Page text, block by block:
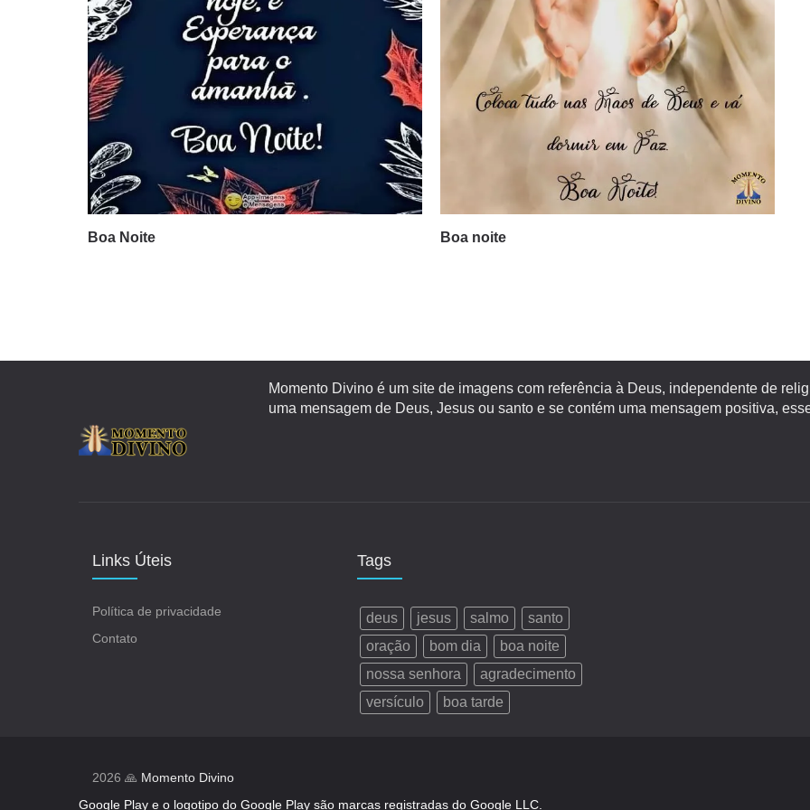
Boa Noite Boa noite
Momento Divino é um site de imagens com referência à Deus, independente de
uma mensagem de Deus, Jesus ou santo e se contém uma mensagem positiva,
Links Úteis
Política de privacidade
Contato
Tags
deus jesus salmo
santo
oração
bom dia
boa noite
nossa senhora
agradecimento
versículo
boa tarde
2026 🙏 Momento Divino
Google Play e o logotipo do Google Play são marcas registradas do Google LLC.